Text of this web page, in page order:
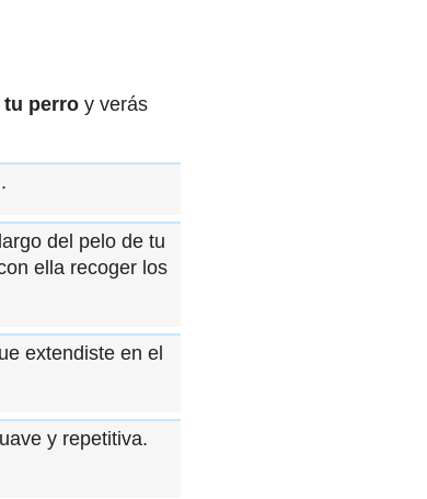
tu perro y verás
del pelo de tu
ella recoger los
extendiste en el
y repetitiva.